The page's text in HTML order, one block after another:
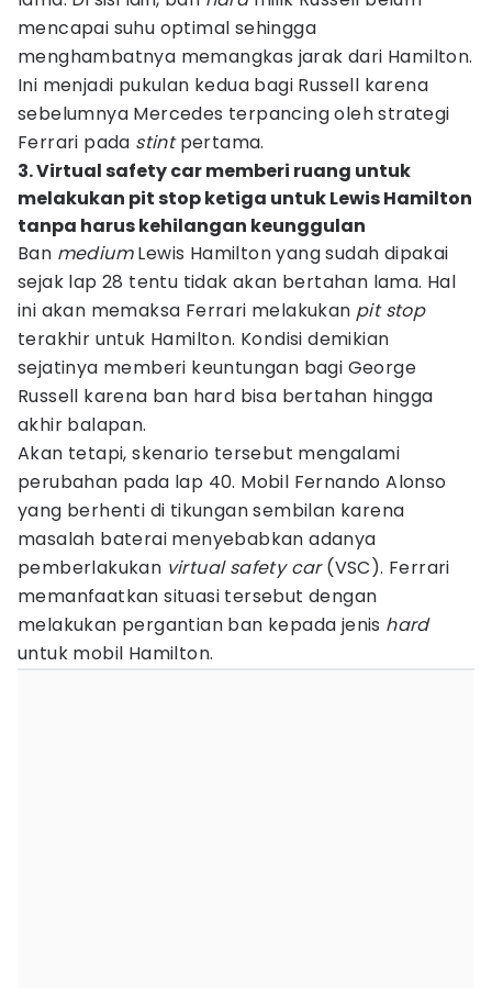
mencapai suhu optimal sehingga
menghambatnya memangkas jarak dari Hamilton.
Ini menjadi pukulan kedua bagi Russell karena
sebelumnya Mercedes terpancing oleh strategi
Ferrari pada stintpertama.
3. Virtual safety car memberi ruang untuk
melakukan pit stop ketiga untuk Lewis Hamilton
tanpa harus kehilangan keunggulan
Ban mediumLewis Hamilton yang sudah dipakai
sejak lap 28 tentu tidak akan bertahan lama. Hal
ini akan memaksa Ferrari melakukan pit stop
terakhir untuk Hamilton. Kondisi demikian
sejatinya memberi keuntungan bagi George
Russell karena ban hard bisa bertahan hingga
akhir balapan.
Akan tetapi, skenario tersebut mengalami
perubahan pada lap 40. Mobil Fernando Alonso
yang berhenti di tikungan sembilan karena
masalah baterai menyebabkan adanya
pemberlakukan virtual safety car(VSC). Ferrari
memanfaatkan situasi tersebut dengan
melakukan pergantian ban kepada jenis hard
untuk mobil Hamilton.